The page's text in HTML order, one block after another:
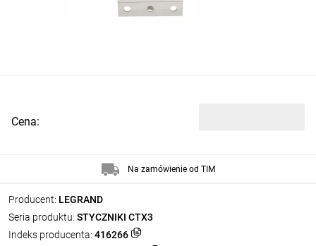
Producent: LEGRAND
Seria produktu: STYCZNIKI CTX3
Indeks producenta: 416266
Cena:
Na zamówienie od TIM